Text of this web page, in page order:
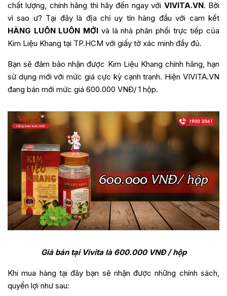
chất lượng, chính hãng thì hãy đến ngay với VIVITA.VN. Bởi
vì sao ư? Tại đây là địa chỉ uy tín hàng đầu với cam kết
HÀNG LUÔN LUÔN MỚI và là nhà phân phối trực tiếp của
Kim Liệu Khang tại TP.HCM với giấy tờ xác minh đầy đủ.
Bạn sẽ đảm bảo nhận được Kim Liệu Khang chính hãng, hạn
sử dụng mới với mức giá cực kỳ cạnh tranh. Hiện VIVITA.VN
đang bán mới mức giá 600.000 VNĐ/ 1 hộp.
Giá bán tại Vivita là 600.000 VNĐ / hộp
Khi mua hàng tại đây bạn sẽ nhận được những chính sách,
quyền lợi như sau: